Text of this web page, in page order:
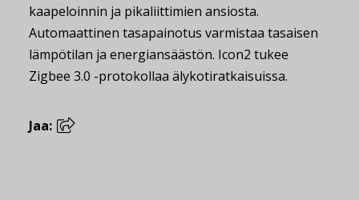
kaapeloinnin ja pikaliittimien ansiosta.
Automaattinen tasapainotus varmistaa tasaisen
lämpötilan ja energiansäästön. Icon2 tukee
Zigbee 3.0 -protokollaa älykotiratkaisuissa.
Jaa: